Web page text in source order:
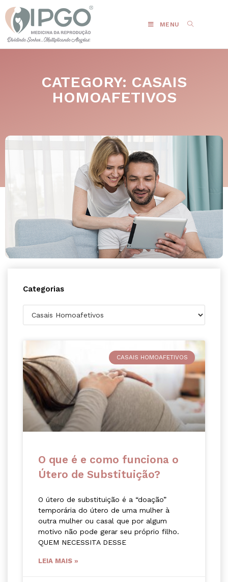
MENU
CATEGORY: CASAIS
HOMOAFETIVOS
Categorias
CASAIS HOMOAFETIVOS
O que é e como funciona o
Útero de Substituição?
O útero de substituição é a “doação”
temporária do útero de uma mulher à
outra mulher ou casal que por algum
motivo não pode gerar seu próprio filho.
QUEM NECESSITA DESSE
LEIA MAIS »